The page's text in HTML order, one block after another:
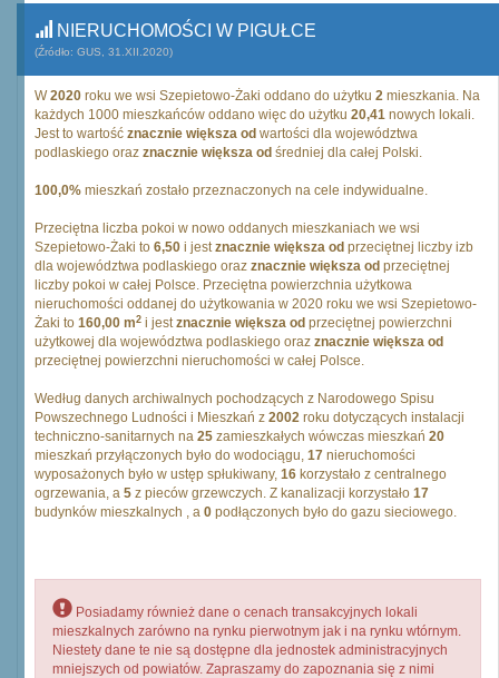
NIERUCHOMOŚCI W PIGUŁCE
(Źródło: GUS, 31.XII.2020)
W2020 roku we wsi Szepietowo-Żaki oddano do użytku 2 mieszkania. Na
każdych 1000 mieszkańców oddano więc do użytku 20,41 nowych lokali.
Jest to wartość znacznie większa od wartości dla województwa
podlaskiego oraz znacznie większa od średniej dla całej Polski.
100,0% mieszkań zostało przeznaczonych na cele indywidualne.
Przeciętna liczba pokoi w nowo oddanych mieszkaniach we wsi
Szepietowo-Żaki to 6,50 i jestznacznie większa od przeciętnej liczby izb
dla województwa podlaskiego oraz znacznie większa od przeciętnej
liczby pokoi w całej Polsce. Przeciętna powierzchnia użytkowa
nieruchomości oddanej do użytkowania w 2020 roku we wsi Szepietowo-
Żaki to 160,00 m2 i jestznacznie większa od przeciętnej powierzchni
użytkowej dla województwa podlaskiego oraz znacznie większa od
przeciętnej powierzchni nieruchomości w całej Polsce.
Według danych archiwalnych pochodzących z Narodowego Spisu
Powszechnego Ludności i Mieszkań z 2002 roku dotyczących instalacji
techniczno-sanitarnych na 25 zamieszkałych wówczas mieszkań 20
mieszkań przyłączonych było do wodociągu, 17 nieruchomości
wyposażonych było w ustęp spłukiwany, 16 korzystało z centralnego
ogrzewania, a 5 z pieców grzewczych. Z kanalizacji korzystało 17
budynków mieszkalnych , a 0 podłączonych było do gazu sieciowego.
Posiadamy również dane o cenach transakcyjnych lokali
mieszkalnych zarówno na rynku pierwotnym jak i na rynku wtórnym.
Niestety dane te nie są dostępne dla jednostek administracyjnych
mniejszych od powiatów. Zapraszamy do zapoznania się z nimi